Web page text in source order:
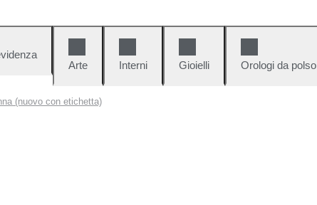
Arte
Interni Gioielli Orologi da polso
(nuovo con etichetta)